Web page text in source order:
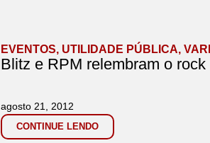
EVENTOS, UTILIDADE PÚBLICA,
Blitz e RPM relembram o
CONTINUE LENDO
agosto 21, 2012